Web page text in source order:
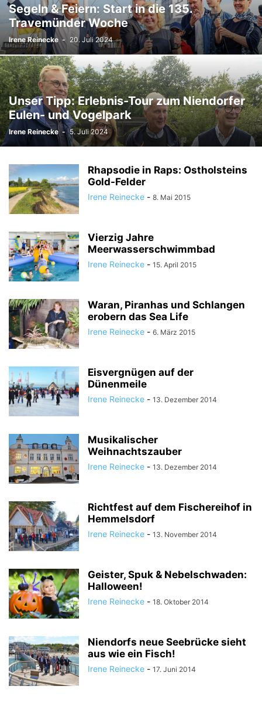
Segeln & Feiern: Start in die 135.
Travemünder Woche
Irene Reinecke - 20. Juli 2024
Unser Tipp: Erlebnis-Tour zum Niendorfer
Eulen- und Vogelpark
Irene Reinecke - 5. Juli 2024
Rhapsodie in Raps: Ostholsteins
Gold-Felder
Irene Reinecke - 8. Mai 2015
Vierzig Jahre
Meerwasserschwimmbad
Irene Reinecke - 15. April 2015
Waran, Piranhas und Schlangen
erobern das Sea Life
Irene Reinecke - 6. März 2015
Eisvergnügen auf der
Dünenmeile
Irene Reinecke - 13. Dezember 2014
Musikalischer
Weihnachtszauber
Irene Reinecke - 13. Dezember 2014
Richtfest auf dem Fischereihof in
Hemmelsdorf
Irene Reinecke - 13. November 2014
Geister, Spuk & Nebelschwaden:
Halloween!
Irene Reinecke - 18. Oktober 2014
Niendorfs neue Seebrücke sieht
aus wie ein Fisch!
Irene Reinecke - 17. Juni 2014